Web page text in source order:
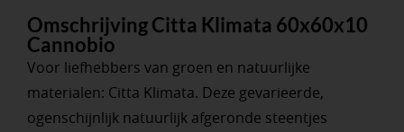
Omschrijving Citta Klimata 60x60x10
Cannobio
Voor liefhebbers van groen en natuurlijke
materialen: Citta Klimata. Deze gevarieerde,
ogenschijnlijk natuurlijk afgeronde steentjes